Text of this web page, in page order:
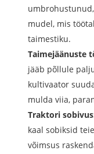
mudel, mis
taimestiku.
Taimejäänuste
jääb põllule
kultivaator
mulda viia,
Traktori
kaal sobiksid
võimsus